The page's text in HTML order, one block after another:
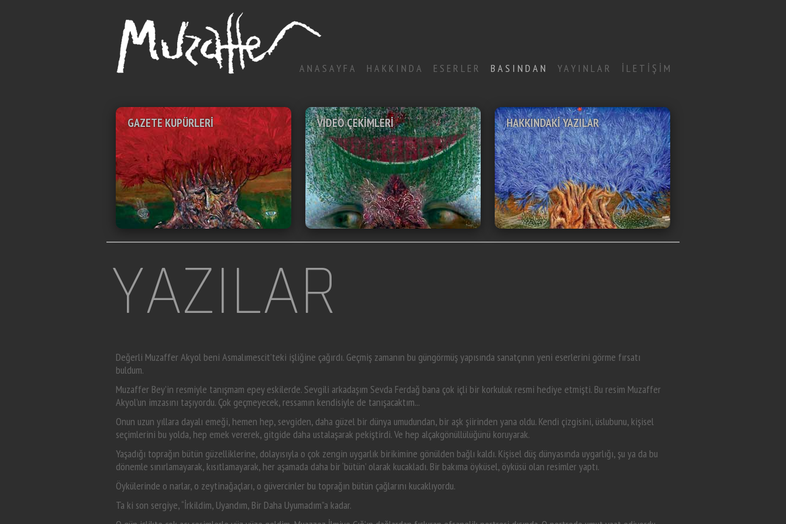
Ressam
Header
ANASAYFA HAKKINDA ESERLER BASINDAN YAYINLAR İLETİŞİM
BASINDAN
GAZETE KUPÜRLERİ VIDEO ÇEKİMLERİ HAKKINDAKİ YAZILAR
YAZILAR
SELİM İLERİ
Değerli Muzaffer Akyol beni Asmalımescit’teki işliğine çağırdı. Geçmiş zamanın bu güngörmüş yapısında sanatçının yeni eserlerini görme fırsatı
buldum.
Muzaffer Bey’in resmiyle tanışmam epey eskilerde. Sevgili arkadaşım Sevda Ferdağ bana çok içli bir korkuluk resmi hediye etmişti. Bu resim Muzaffer
Akyol’un imzasını taşıyordu. Çok geçmeyecek, ressamın kendisiyle de tanışacaktım...
Onun uzun yıllara dayalı emeği, hemen hep, sevgiden, daha güzel bir dünya umudundan, bir aşk şiirinden yana oldu. Kendi çizgisini, üslubunu, kişisel
seçimlerini bu yolda, hep emek vererek, gitgide daha ustalaşarak pekiştirdi. Ve hep alçakgönüllülüğünü koruyarak.
Yaşadığı toprağın bütün güzelliklerine, dolayısıyla o çok zengin uygarlık birikimine gönülden bağlı kaldı. Kişisel düş dünyasında uygarlığı, şu ya da bu
dönemle sınırlamayarak, kısıtlamayarak, her aşamada daha bir ‘bütün’ olarak kucakladı. Bir bakıma öyküsel, öyküsü olan resimler yaptı.
Öykülerinde o narlar, o zeytinağaçları, o güvercinler bu toprağın bütün çağlarını kucaklıyordu.
Ta ki son sergiye, “İrkildim, Uyandım, Bir Daha Uyumadım”a kadar.